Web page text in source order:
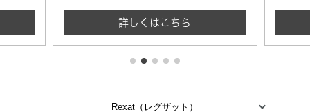
詳しくはこちら